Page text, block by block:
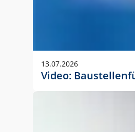
13.07.2026
Video: